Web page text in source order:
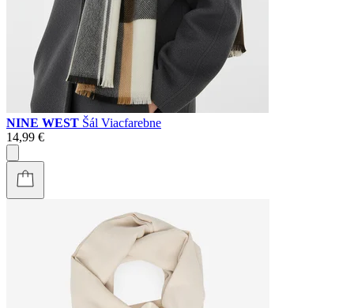
NINE WEST Šál Viacfarebne
14,99 €